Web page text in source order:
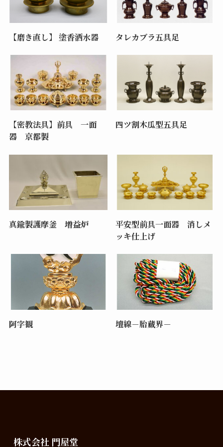
【磨き直し】 塗香洒水器 タレカブラ五具足
【密教法具】前具 一面
器 京都製
四ツ割木瓜型五具足
真鍮製護摩釜 増益炉
平安型前具一面器 消しメ
ッキ仕上げ
阿字観 壇線－胎蔵界－
株式会社 門屋堂